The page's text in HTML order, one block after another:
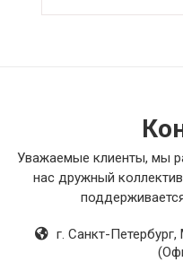
Уважаемые клиенты, мы
нас дружный
г. Санкт-Петербург,